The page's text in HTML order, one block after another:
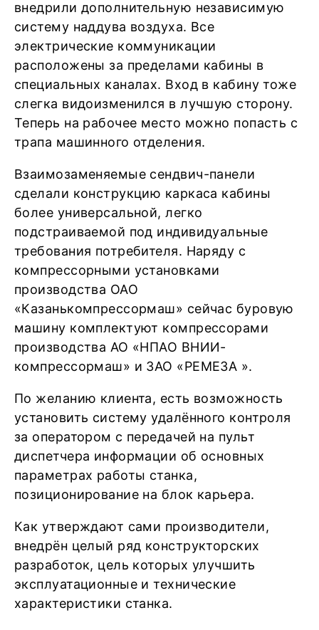
внедрили дополнительную независимую
систему наддува воздуха. Все
электрические коммуникации
расположены за пределами кабины в
специальных каналах. Вход в кабину тоже
слегка видоизменился в лучшую сторону.
Теперь на рабочее место можно попасть с
трапа машинного отделения.
Взаимозаменяемые сендвич-панели
сделали конструкцию каркаса кабины
более универсальной, легко
подстраиваемой под индивидуальные
требования потребителя. Наряду с
компрессорными установками
производства ОАО
«Казанькомпрессормаш» сейчас буровую
машину комплектуют компрессорами
производства АО «НПАО ВНИИ-
компрессормаш» и ЗАО «РЕМЕЗА ».
По желанию клиента, есть возможность
установить систему удалённого контроля
за оператором с передачей на пульт
диспетчера информации об основных
параметрах работы станка,
позиционирование на блок карьера.
Как утверждают сами производители,
внедрён целый ряд конструкторских
разработок, цель которых улучшить
эксплуатационные и технические
характеристики станка.